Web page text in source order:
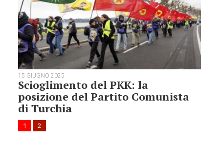
15 GIUGNO 2025
Scioglimento del PKK: la
posizione del Partito Comunista
di Turchia
1 2